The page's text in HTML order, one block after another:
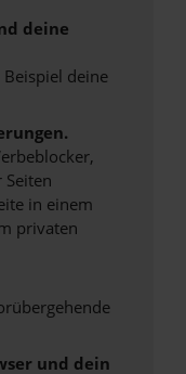
deine
deine
in einem
privaten
und dein